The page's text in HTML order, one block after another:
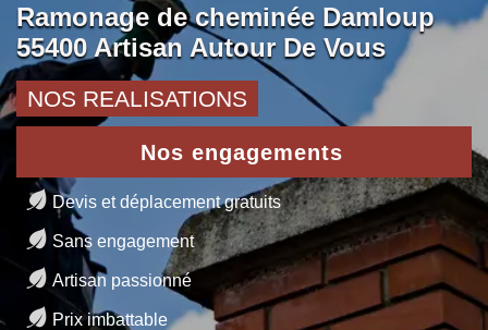
Ramonage de cheminée Damloup
55400 Artisan Autour De Vous
NOS REALISATIONS
Nos engagements
Devis et déplacement gratuits
Sans engagement
Artisan passionné
Prix imbattable